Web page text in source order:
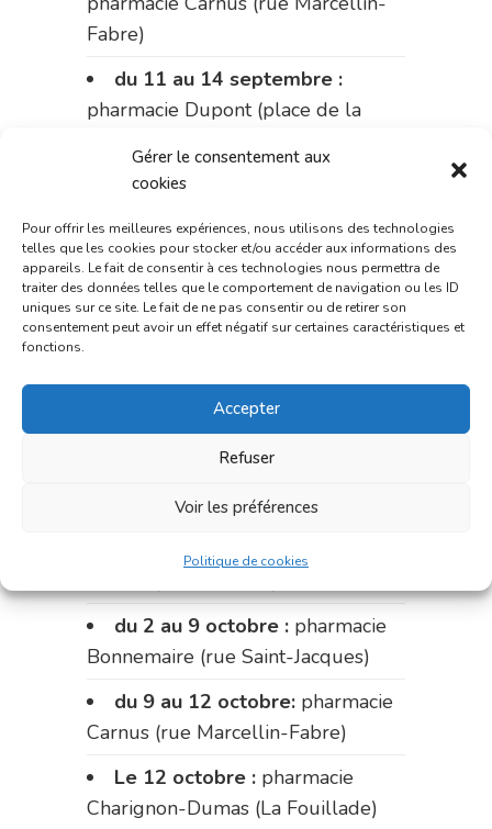
Gérer le consentement aux
cookies
Pour offrir les meilleures expériences, nous utilisons des technologies
telles que les cookies pour stocker et/ou accéder aux informations des
appareils. Le fait de consentir à ces technologies nous permettra de
traiter des données telles que le comportement de navigation ou les ID
uniques sur ce site. Le fait de ne pas consentir ou de retirer son
consentement peut avoir un effet négatif sur certaines caractéristiques et
fonctions.
Accepter
Refuser
Voir les préférences
Politique de cookies
Fabre)
du 11 au 14 septembre :
pharmacie Dupont (place de la
Le 14 septembre :
Charignon-Dumas (La Fouillade)
du 14 au 18 septembre :
pharmacie Palobart (Laguépie)
du 18 au 25 septembre :
du 25 au 28 septembre :
Du 28 septembre au 1er
pharmacie Charignon-
du 2 au 9 octobre : pharmacie
Bonnemaire (rue Saint-Jacques)
du 9 au 12 octobre: pharmacie
Carnus (rue Marcellin-Fabre)
Le 12 octobre : pharmacie
Charignon-Dumas (La Fouillade)